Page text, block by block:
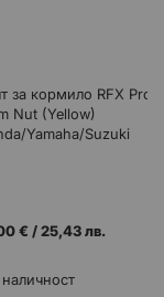
за кормило RFX Pro
Nut (Yellow)
Yamaha/Suzuki
€ /25,43 лв.